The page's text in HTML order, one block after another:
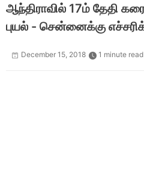
ஆந்திராவில் 17ம் தேதி
புயல் - சென்னைக்கு
December 15, 2018 1 minute read